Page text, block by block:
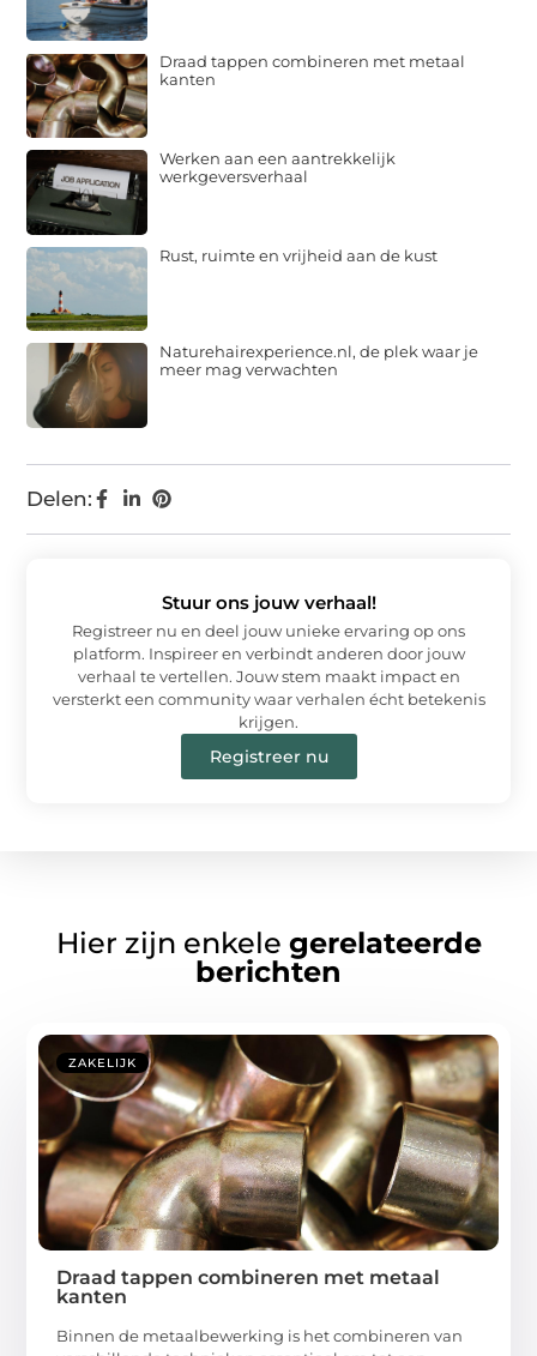
Delen:
Draad tappen combineren met metaal
kanten
Werken aan een aantrekkelijk
werkgeversverhaal
Rust, ruimte en vrijheid aan de kust
Naturehairexperience.nl, de plek waar je
meer mag verwachten
Stuur ons jouw verhaal!
Registreer nu en deel jouw unieke ervaring op ons
platform. Inspireer en verbindt anderen door jouw
verhaal te vertellen. Jouw stem maakt impact en
versterkt een community waar verhalen écht betekenis
krijgen.
Registreer nu
Hier zijn enkele gerelateerde
berichten
ZAKELIJK
Draad tappen combineren met metaal
kanten
Binnen de metaalbewerking is het combineren van